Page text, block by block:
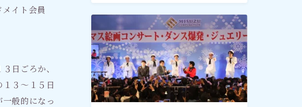
イト会員
日ごろか、
３～１５日
般的になっ